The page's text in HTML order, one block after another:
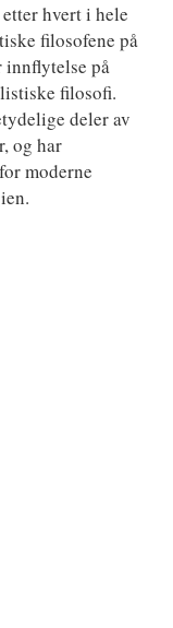
hvert i hele
filosofene på
innflytelse på
filosofi.
deler av
og har
moderne